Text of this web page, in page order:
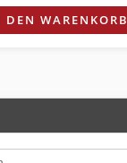
DEN WARENKORB